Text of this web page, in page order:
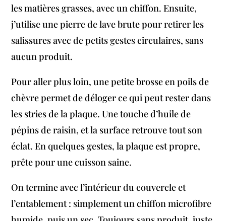
les matières grasses, avec un chiffon. Ensuite,
j’utilise une pierre de lave brute pour retirer les
salissures avec de petits gestes circulaires, sans
aucun produit.
Pour aller plus loin, une petite brosse en poils de
chèvre permet de déloger ce qui peut rester dans
les stries de la plaque. Une touche d’huile de
pépins de raisin, et la surface retrouve tout son
éclat. En quelques gestes, la plaque est propre,
prête pour une cuisson saine.
On termine avec l’intérieur du couvercle et
l’entablement : simplement un chiffon microfibre